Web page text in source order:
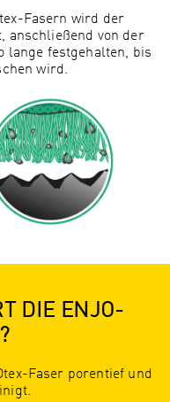
Fasern wird der
anschließend von der
lange festgehalten, bis
wird.
DIE ENJO-
Faser porentief und